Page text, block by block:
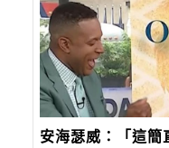
安海瑟威：「這簡